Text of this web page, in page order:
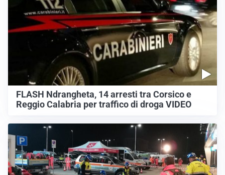
FLASH Ndrangheta, 14 arresti tra Corsico e
Reggio Calabria per traffico di droga VIDEO